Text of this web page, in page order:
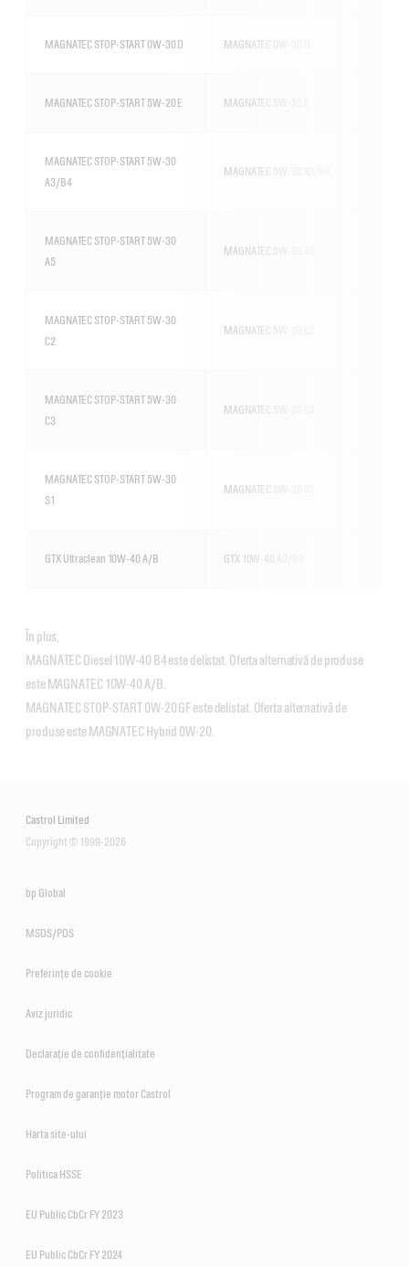
MAGNATEC STOP-START 0W-30 D MAGNATEC 0W-30 D
MAGNATEC STOP-START 5W-20 E MAGNATEC 5W-20 E
MAGNATEC STOP-START 5W-30
A3/B4
MAGNATEC 5W-30 A3/B4
MAGNATEC STOP-START 5W-30
A5
MAGNATEC 5W-30 A5
MAGNATEC STOP-START 5W-30
C2
MAGNATEC 5W-30 C2
MAGNATEC STOP-START 5W-30
C3
MAGNATEC 5W-30 C3
MAGNATEC STOP-START 5W-30
S1
MAGNATEC 5W-30 S1
GTX Ultraclean 10W-40 A/B GTX 10W-40 A3/B4
În plus,
MAGNATEC Diesel 10W-40 B4 este delistat. Oferta alternativă de produse
este MAGNATEC 10W-40 A/B.
MAGNATEC STOP-START 0W-20 GF este delistat. Oferta alternativă de
produse este MAGNATEC Hybrid 0W-20.
Castrol Limited
Copyright © 1999-2026
bp Global
MSDS/PDS
Preferințe de cookie
Aviz juridic
Declarație de confidențialitate
Program de garanție motor Castrol
Harta site-ului
Politica HSSE
EU Public CbCr FY 2023
EU Public CbCr FY 2024